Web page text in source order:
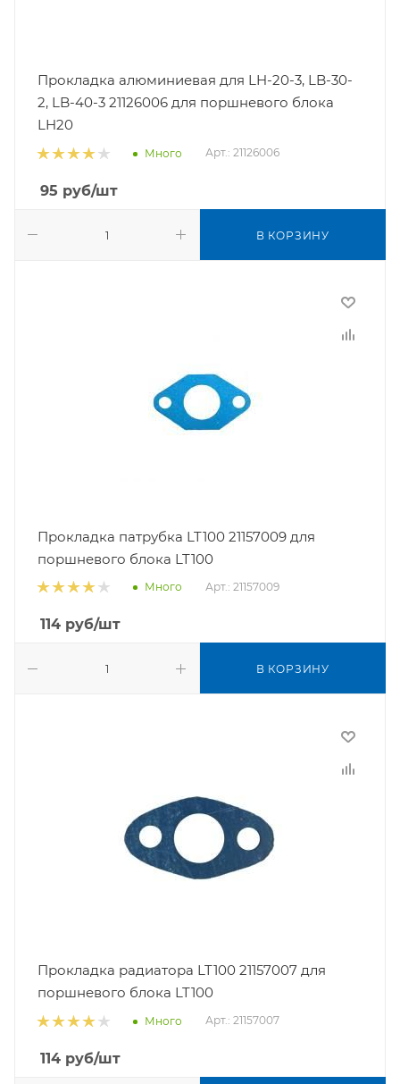
Прокладка алюминиевая для LH-20-3, LB-30-
2, LB-40-3 21126006 для поршневого блока
LH20
Много Арт.: 21126006
95 руб/шт
В КОРЗИНУ
Прокладка патрубка LT100 21157009 для
поршневого блока LT100
Много Арт.: 21157009
114 руб/шт
В КОРЗИНУ
Прокладка радиатора LT100 21157007 для
поршневого блока LT100
Много Арт.: 21157007
114 руб/шт